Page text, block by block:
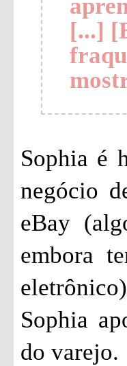
[...]
Sophia é
negócio
eBay
embora
Sophia
do varejo.